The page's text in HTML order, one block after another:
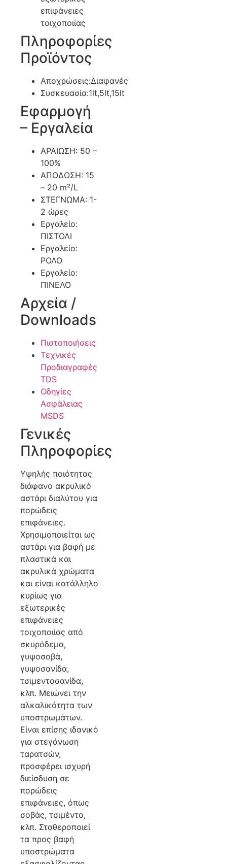
επιφάνειες
τοιχοποιίας
Πληροφορίες
Προϊόντος
Αποχρώσεις:Διαφανές
Συσκευασία:1lt,5lt,15lt
Εφαρμογή
– Εργαλεία
ΑΡΑΙΩΣΗ: 50 –
100%
ΑΠΟΔΟΣΗ: 15
– 20 m²/L
ΣΤΕΓΝΩΜΑ: 1-
2 ώρες
Εργαλείο:
ΠΙΣΤΟΛΙ
Εργαλείο:
ΡΟΛΟ
Εργαλείο:
ΠΙΝΕΛΟ
Αρχεία /
Downloads
Πιστοποιήσεις
Τεχνικές
Προδιαγραφές
TDS
Οδηγίες
Ασφάλειας
MSDS
Γενικές
Πληροφορίες
Υψηλής ποιότητας
διάφανο ακρυλικό
αστάρι διαλύτου για
πορώδεις
επιφάνειες.
Χρησιμοποιείται ως
αστάρι για βαφή με
πλαστικά και
ακρυλικά χρώματα
και είναι κατάλληλο
κυρίως για
εξωτερικές
επιφάνειες
τοιχοποιίας από
σκυρόδεμα,
γυψοσοβά,
γυψοσανίδα,
τσιμεντοσανίδα,
κλπ. Μειώνει την
αλκαλικότητα των
υποστρωμάτων.
Είναι επίσης ιδανικό
για στεγάνωση
ταρατσών,
προσφέρει ισχυρή
διείσδυση σε
πορώδεις
επιφάνειες, όπως
σοβάς, τσιμέντο,
κλπ. Σταθεροποιεί
τα προς βαφή
υποστρώματα